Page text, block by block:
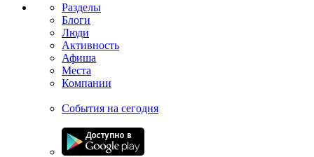
Разделы
Блоги
Люди
Активность
Афиша
Места
Компании
События на сегодня